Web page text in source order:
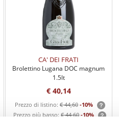
CA' DEI FRATI
Brolettino Lugana DOC magnum
1.5lt
€ 40,14
Prezzo di listino:€ 44,60 -10%
Prezzo più basso:€ 44,60 -10%